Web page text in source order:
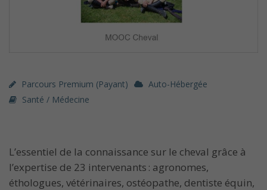
Parcours Premium (payant)
Auto-Hébergée
Santé / Médecine
L’essentiel de la connaissance sur le cheval grâce à
l’expertise de 23 intervenants : agronomes,
éthologues, vétérinaires, ostéopathe, dentiste équin,